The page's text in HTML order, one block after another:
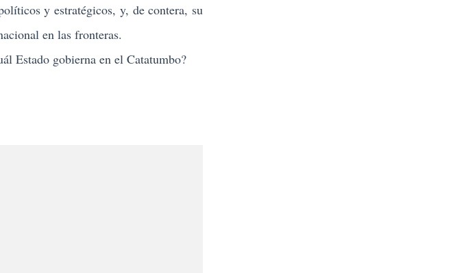
y estratégicos, y, de contera, su
en las fronteras.
Estado gobierna en el Catatumbo?